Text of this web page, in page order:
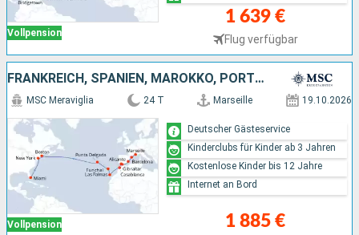
Vollpension
1 639 €
Flug verfügbar
FRANKREICH, SPANIEN, MAROKKO, PORTUGAL, VEREINIGTE STAATEN VON AMERIKA
Vollpension
MSC Meraviglia 24 T Marseille 19.10.2026
1 885 €
Deutscher Gästeservice
Kinderclubs für Kinder ab 3 Jahren
Kostenlose Kinder bis 12 Jahre
Internet an Bord